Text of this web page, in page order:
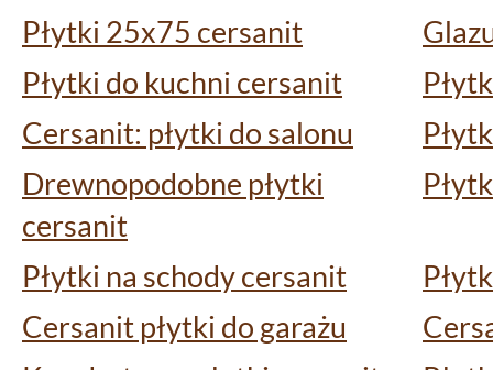
Płytki 25x75 cersanit
Płytki do kuchni cersanit
Cersanit: płytki do salonu
Drewnopodobne płytki
cersanit
Płytki na schody cersanit
Cersanit płytki do garażu